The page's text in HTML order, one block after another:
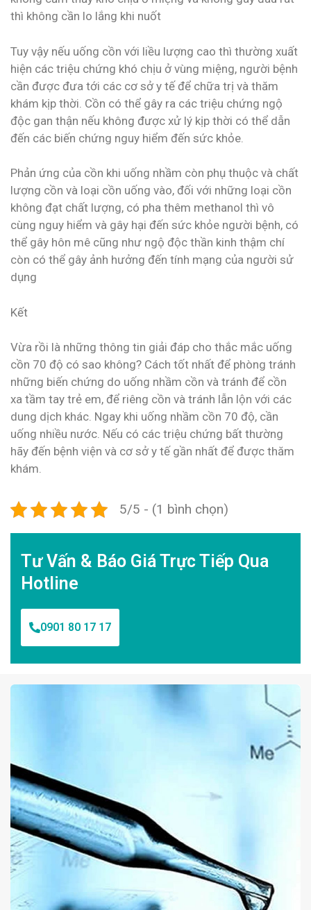
thì không cần lo lắng khi nuốt
Tuy vậy nếu uống cồn với liều lượng cao thì thường xuất
hiện các triệu chứng khó chịu ở vùng miệng, người bệnh
cần được đưa tới các cơ sở y tế để chữa trị và thăm
khám kịp thời. Cồn có thể gây ra các triệu chứng ngộ
độc gan thận nếu không được xử lý kịp thời có thể dẫn
đến các biến chứng nguy hiểm đến sức khỏe.
Phản ứng của cồn khi uống nhầm còn phụ thuộc và chất
lượng cồn và loại cồn uống vào, đối với những loại cồn
không đạt chất lượng, có pha thêm methanol thì vô
cùng nguy hiểm và gây hại đến sức khỏe người bệnh, có
thể gây hôn mê cũng như ngộ độc thần kinh thậm chí
còn có thể gây ảnh hưởng đến tính mạng của người sử
dụng
Kết
Vừa rồi là những thông tin giải đáp cho thắc mắc uống
cồn 70 độ có sao không? Cách tốt nhất để phòng tránh
những biến chứng do uống nhầm cồn và tránh để cồn
xa tầm tay trẻ em, để riêng cồn và tránh lẫn lộn với các
dung dịch khác. Ngay khi uống nhầm cồn 70 độ, cần
uống nhiều nước. Nếu có các triệu chứng bất thường
hãy đến bệnh viện và cơ sở y tế gần nhất để được thăm
khám.
5/5 - (1 bình chọn)
Tư Vấn & Báo Giá Trực Tiếp Qua
Hotline
0901 80 17 17